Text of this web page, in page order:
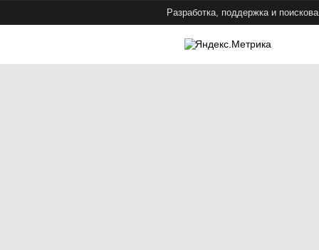
Разработка, поддержка и